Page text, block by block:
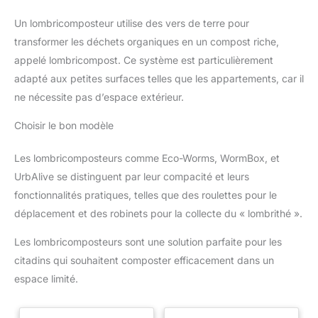
Un lombricomposteur utilise des vers de terre pour
transformer les déchets organiques en un compost riche,
appelé lombricompost. Ce système est particulièrement
adapté aux petites surfaces telles que les appartements, car il
ne nécessite pas d’espace extérieur.
Choisir le bon modèle
Les lombricomposteurs comme Eco-Worms, WormBox, et
UrbAlive se distinguent par leur compacité et leurs
fonctionnalités pratiques, telles que des roulettes pour le
déplacement et des robinets pour la collecte du « lombrithé ».
Les lombricomposteurs sont une solution parfaite pour les
citadins qui souhaitent composter efficacement dans un
espace limité.